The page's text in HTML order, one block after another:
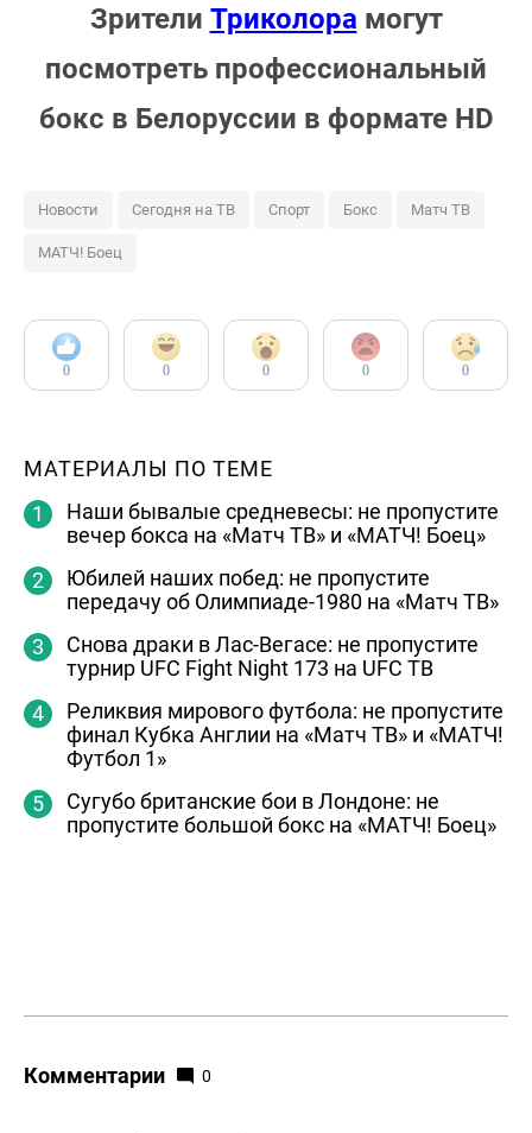
Зрители Триколора могут
посмотреть профессиональный
бокс в Белоруссии в формате HD
Новости Сегодня на ТВ Спорт Бокс Матч ТВ
МАТЧ! Боец
0 0 0 0 0
МАТЕРИАЛЫ ПО ТЕМЕ
Наши бывалые средневесы: не пропустите
вечер бокса на «Матч ТВ» и «МАТЧ! Боец»
Юбилей наших побед: не пропустите
передачу об Олимпиаде-1980 на «Матч ТВ»
Снова драки в Лас-Вегасе: не пропустите
турнир UFC Fight Night 173 на UFC ТВ
Реликвия мирового футбола: не пропустите
финал Кубка Англии на «Матч ТВ» и «МАТЧ!
Футбол 1»
Сугубо британские бои в Лондоне: не
пропустите большой бокс на «МАТЧ! Боец»
Комментарии 0